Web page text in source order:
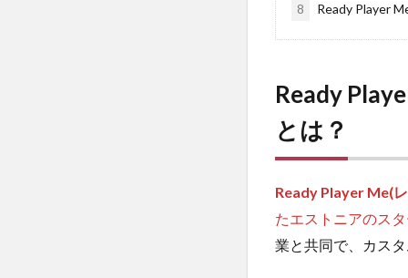
8 Ready Player
Ready
とは？
Ready Player Me(
たエストニアのス
業と共同で、カス